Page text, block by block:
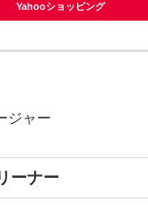
Yahooショッピング
ジャー
ーナー